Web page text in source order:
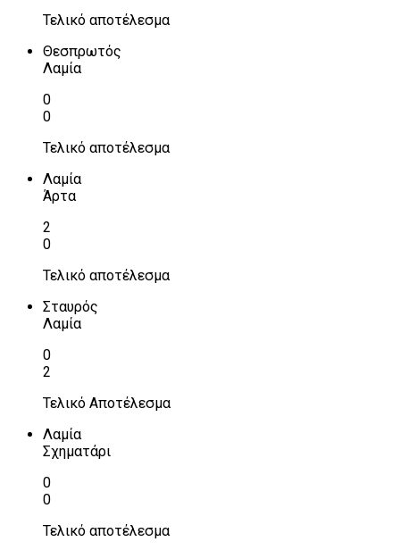
Τελικό αποτέλεσμα
Θεσπρωτός
Λαμία
0
0
Τελικό αποτέλεσμα
Λαμία
Άρτα
2
0
Τελικό αποτέλεσμα
Σταυρός
Λαμία
0
2
Τελικό Αποτέλεσμα
Λαμία
Σχηματάρι
0
0
Τελικό αποτέλεσμα